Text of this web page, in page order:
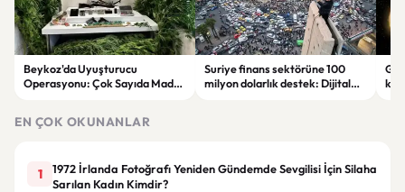
Beykoz'da Uyuşturucu
Operasyonu: Çok Sayıda Madde
Suriye finans sektörüne 100
milyon dolarlık destek: Dijital
EN ÇOK OKUNANLAR
1
1972 İrlanda Fotoğrafı Yeniden Gündemde Sevgilisi İçin Silaha
Sarılan Kadın Kimdir?